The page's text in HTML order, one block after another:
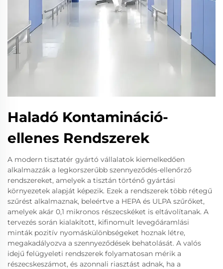
Haladó Kontamináció-
ellenes Rendszerek
A modern tisztatér gyártó vállalatok kiemelkedően
alkalmazzák a legkorszerűbb szennyeződés-ellenőrző
rendszereket, amelyek a tisztán történő gyártási
környezetek alapját képezik. Ezek a rendszerek több rétegű
szűrést alkalmaznak, beleértve a HEPA és ULPA szűrőket,
amelyek akár 0,1 mikronos részecskéket is eltávolítanak. A
tervezés során kialakított, kifinomult levegőáramlási
minták pozitív nyomáskülönbségeket hoznak létre,
megakadályozva a szennyeződések behatolását. A valós
idejű felügyeleti rendszerek folyamatosan mérik a
részecskeszámot, és azonnali riasztást adnak, ha a